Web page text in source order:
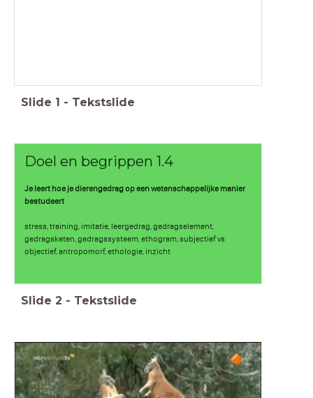
Slide 1 - Tekstslide
Doel en begrippen 1.4
Je leert hoe je dierengedrag op een wetenschappelijke manier
bestudeert
stress, training, imitatie, leergedrag, gedragselement,
gedragsketen, gedragssysteem, ethogram, subjectief vs
objectief, antropomorf, ethologie, inzicht
Slide 2 - Tekstslide